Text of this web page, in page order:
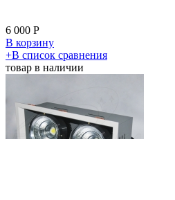
6 000 Р
В корзину
​+В список сравнения
товар в наличии